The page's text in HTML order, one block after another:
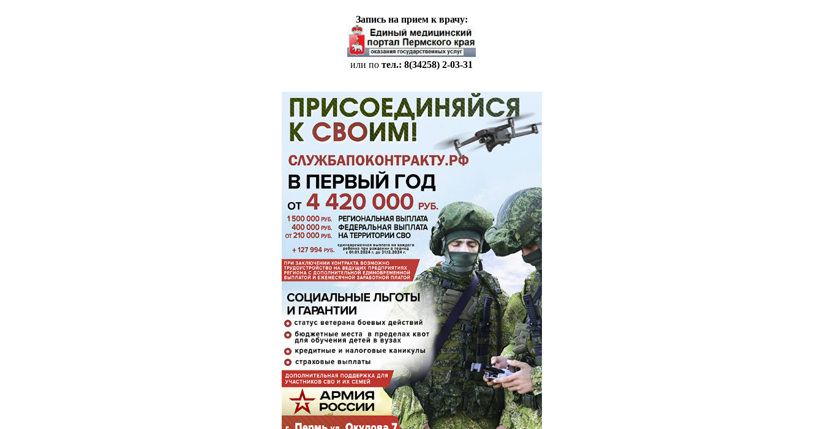
Запись на прием к врачу:
или по тел.: 8(34258) 2-03-31